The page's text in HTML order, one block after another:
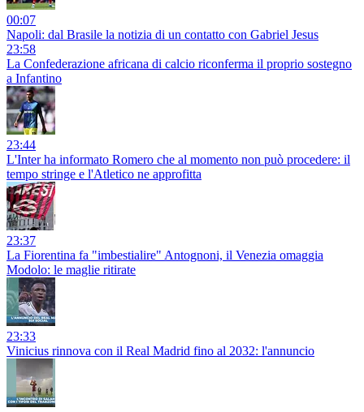
00:07
Napoli: dal Brasile la notizia di un contatto con Gabriel Jesus
23:58
La Confederazione africana di calcio riconferma il proprio sostegno
a Infantino
23:44
L'Inter ha informato Romero che al momento non può procedere: il
tempo stringe e l'Atletico ne approfitta
23:37
La Fiorentina fa "imbestialire" Antognoni, il Venezia omaggia
Modolo: le maglie ritirate
23:33
Vinicius rinnova con il Real Madrid fino al 2032: l'annuncio